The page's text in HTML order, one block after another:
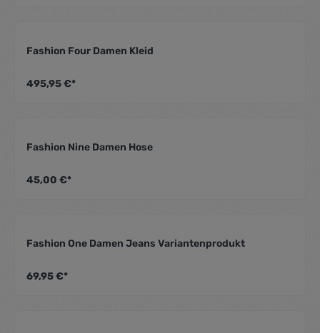
Fashion Four Damen Kleid
495,95 €*
Fashion Nine Damen Hose
45,00 €*
Fashion One Damen Jeans Variantenprodukt
69,95 €*